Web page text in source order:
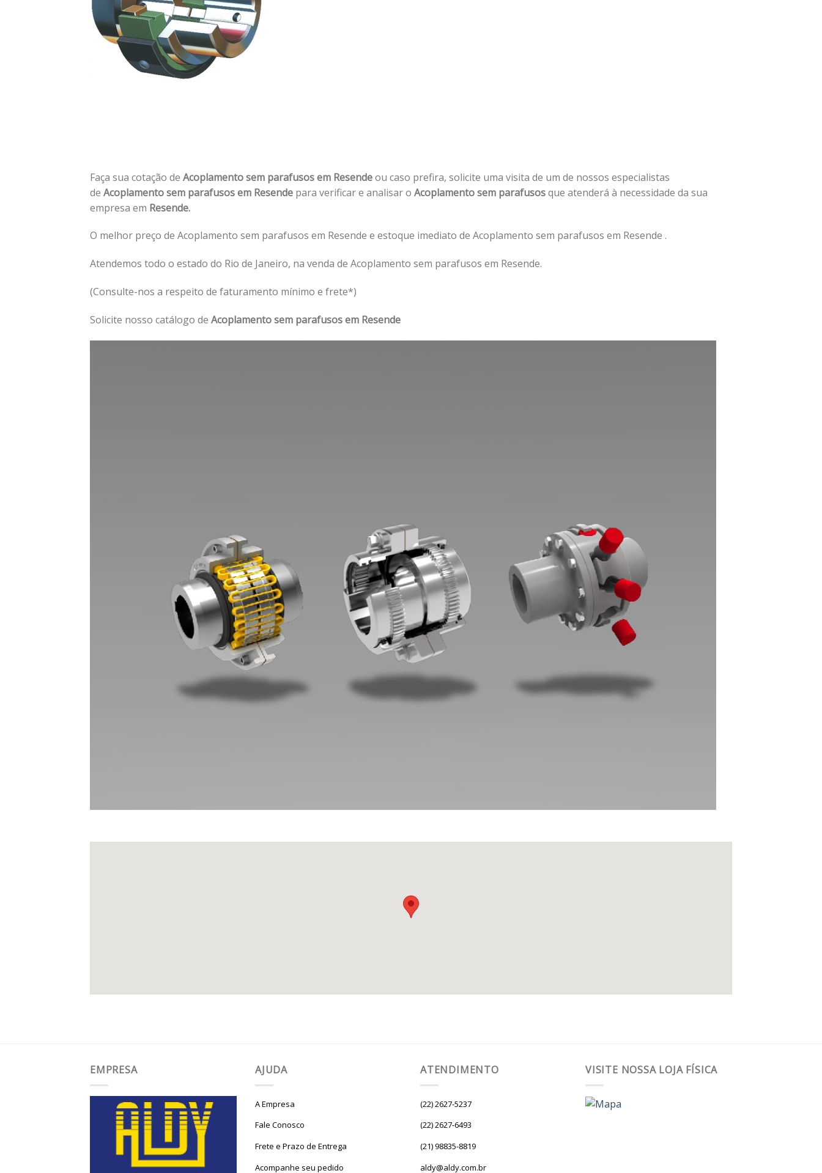
Faça sua cotação de Acoplamento sem parafusos em Resendeou caso prefira, solicite uma visita de um de nossos especialistas
de Acoplamento sem parafusos em Resende para verificar e analisar o Acoplamento sem parafusosque atenderá à necessidade da sua
empresa em Resende.
O melhor preço de Acoplamento sem parafusos em Resende e estoque imediato de Acoplamento sem parafusos em Resende .
Atendemos todo o estado do Rio de Janeiro, na venda de Acoplamento sem parafusos em Resende.
(Consulte-nos a respeito de faturamento mínimo e frete*)
Solicite nosso catálogo de Acoplamento sem parafusos em Resende
EMPRESA AJUDA
A Empresa
Fale Conosco
Frete e Prazo de Entrega
Acompanhe seu pedido
ATENDIMENTO
(22) 2627-5237
(22) 2627-6493
(21) 98835-8819
aldy@aldy.com.br
VISITE NOSSA LOJA FÍSICA